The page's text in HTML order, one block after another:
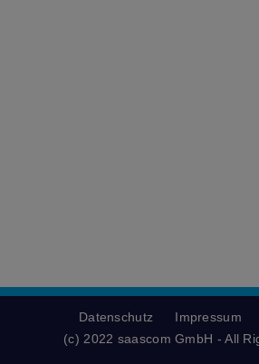
Datenschutz Impressum
(c) 2022 saascom GmbH - All